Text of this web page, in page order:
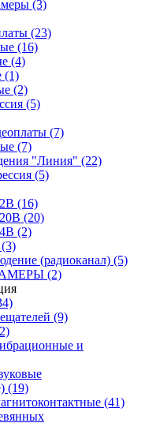
(3)
(23)
(16)
(4)
(1)
(2)
(5)
(7)
(7)
"Линия" (22)
(5)
(16)
(20)
(2)
(3)
(радиоканал) (5)
(2)
(9)
и
(19)
(41)